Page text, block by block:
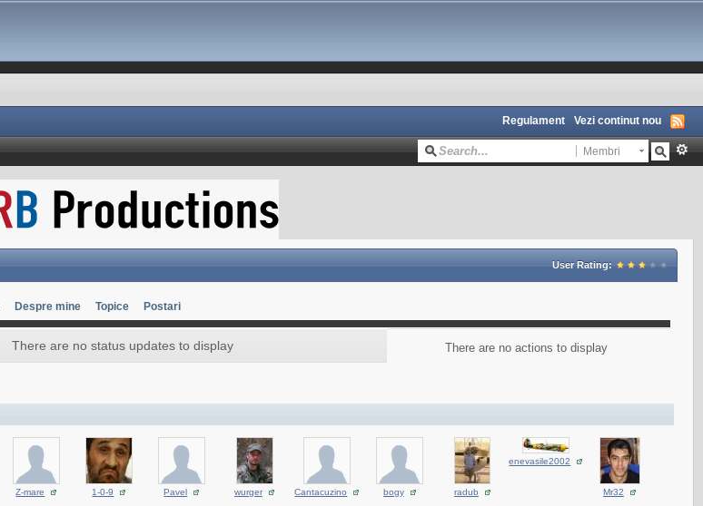
Regulament Vezi continut nou
Membri
User Rating:
Despre mine Topice Postari
There are no status updates to display There are no actions to display
Z-mare 1-0-9 Pavel wurger Cantacuzino bogy radub
enevasile2002
Mr32